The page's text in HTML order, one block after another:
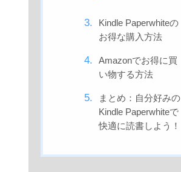
Kindle Paperwhiteの
お得な購入方法
Amazonでお得に買
い物する方法
まとめ：自分好みの
Kindle Paperwhiteで
快適に読書しよう！